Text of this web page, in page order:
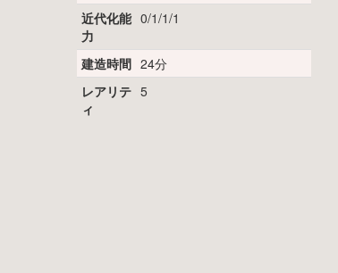
近代化能
力
0/1/1/1
建造時間 24分
レアリテ
ィ
5